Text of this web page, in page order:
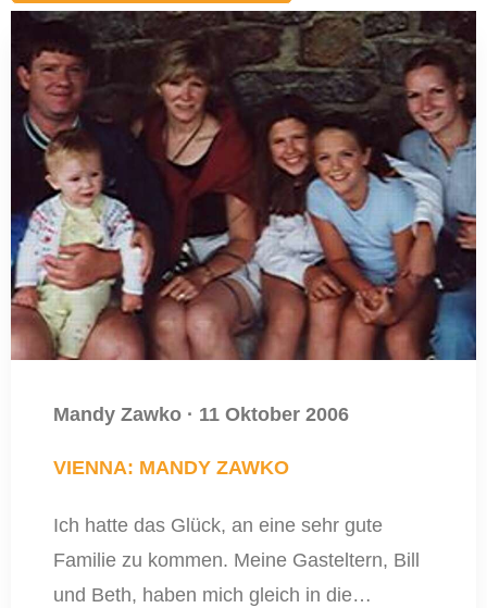
Mandy Zawko · 11 Oktober 2006
VIENNA: MANDY ZAWKO
Ich hatte das Glück, an eine sehr gute
Familie zu kommen. Meine Gasteltern, Bill
und Beth, haben mich gleich in die…